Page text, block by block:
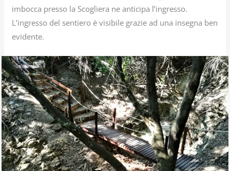
imbocca presso la Scogliera ne anticipa l’ingresso.
L’ingresso del sentiero è visibile grazie ad una insegna ben
evidente.